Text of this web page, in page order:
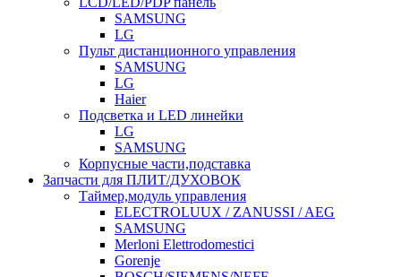
SAMSUNG
LG
Пульт дистанционного управления
SAMSUNG
LG
Haier
Подсветка и LED линейки
LG
SAMSUNG
Корпусные части,подставка
Запчасти для ПЛИТ/ДУХОВОК
Таймер,модуль управления
ELECTROLUUX / ZANUSSI / AEG
SAMSUNG
Merloni Elettrodomestici
Gorenje